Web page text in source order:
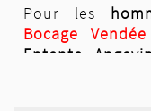
Pour les
Bocage Vendée
Entente